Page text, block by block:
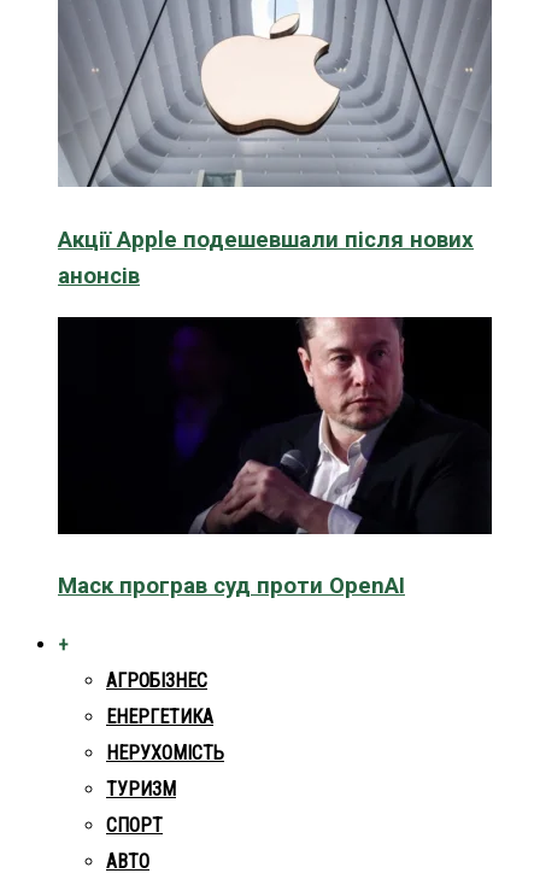
Акції Apple подешевшали після нових
анонсів
Маск програв суд проти OpenAI
+
АГРОБІЗНЕС
ЕНЕРГЕТИКА
НЕРУХОМІСТЬ
ТУРИЗМ
СПОРТ
АВТО